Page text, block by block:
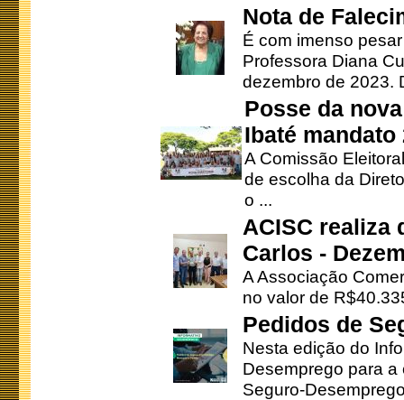
Nota de
É com imenso
Professora Diana
dezembro de 2023.
Posse da
Ibaté mandato
A Comissão
de escolha da
o ...
ACISC realiza
Carlos -
A Associação
no valor de
Pedidos de
Nesta edição do
Desemprego para
Seguro-